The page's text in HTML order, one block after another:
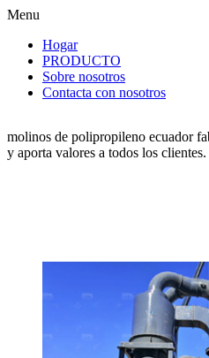
Menu
Hogar
PRODUCTO
Sobre nosotros
Contacta con nosotros
molinos de polipropileno ecuador
y aporta valores a todos los clientes.